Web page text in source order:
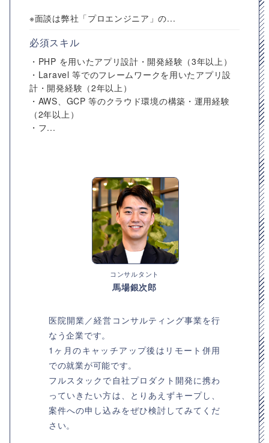
※面談は弊社「プロエンジニア」の...
必須スキル
・PHP を用いたアプリ設計・開発経験（3年以上）
・Laravel 等でのフレームワークを用いたアプリ設
計・開発経験（2年以上）
・AWS、GCP 等のクラウド環境の構築・運用経験
（2年以上）
・フ...
コンサルタント
馬場銀次郎
医院開業／経営コンサルティング事業を行
なう企業です。
1ヶ月のキャッチアップ後はリモート併用
での就業が可能です。
フルスタックで自社プロダクト開発に携わ
っていきたい方は、とりあえずキープし、
案件への申し込みをぜひ検討してみてくだ
さい。